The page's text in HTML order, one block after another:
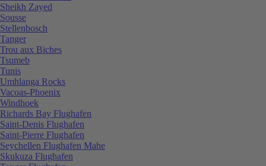
Sheikh Zayed
Sousse
Stellenbosch
Tanger
Trou aux Biches
Tsumeb
Tunis
Umhlanga Rocks
Vacoas-Phoenix
Windhoek
Richards Bay Flughafen
Saint-Denis Flughafen
Saint-Pierre Flughafen
Seychellen Flughafen Mahe
Skukuza Flughafen